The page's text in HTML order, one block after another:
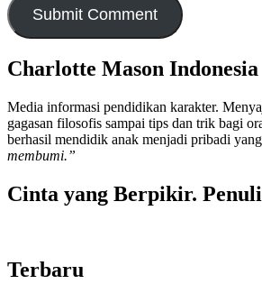
Charlotte Mason Indonesia
Media informasi pendidikan karakter.
gagasan filosofis sampai tips dan trik bagi
berhasil mendidik anak menjadi pribadi yang
membumi.”
Cinta yang Berpikir.
Terbaru